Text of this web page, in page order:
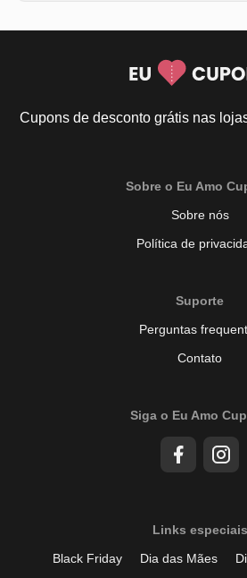
Cupons de desconto grátis nas
Sobre o Eu Amo
Sobre nós
Política de
Suporte
Perguntas
Contato
Siga o Eu Amo
Links especiais
Black Friday
Dia das Mães